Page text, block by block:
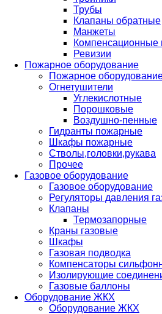
Трубы
Клапаны обратные
Манжеты
Компенсационные
Ревизии
Пожарное оборудование
Пожарное
Огнетушители
Углекислотные
Порошковые
Воздушно-пенные
Гидранты пожарные
Шкафы пожарные
Стволы,головки,рукава
Прочее
Газовое оборудование
Газовое оборудование
Регуляторы давления
Клапаны
Термозапорные
Краны газовые
Шкафы
Газовая подводка
Компенсаторы
Изолирующие
Газовые баллоны
Оборудование ЖКХ
Оборудование ЖКХ